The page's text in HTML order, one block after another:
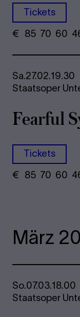
Tickets
€
85 70 60​
Sa.27.02.19.30
Staatsoper
Fearful
Tickets
€
85 70 60​
März
So.07.03.18.00
Staatsoper